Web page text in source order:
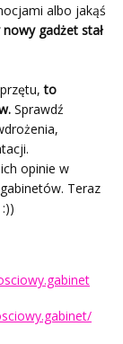
albo jakąś
gadżet stał
to
Sprawdź
opinie w
Teraz